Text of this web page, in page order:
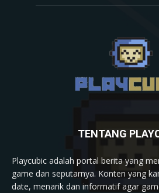
TENTANG
Playcubic adalah portal berita yang
game dan seputarnya. Konten yang
date, menarik dan informatif agar